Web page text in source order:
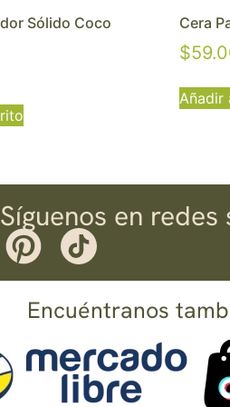
Sólido Coco
Cera
$
Añadir
Síguenos en redes
Encuéntranos